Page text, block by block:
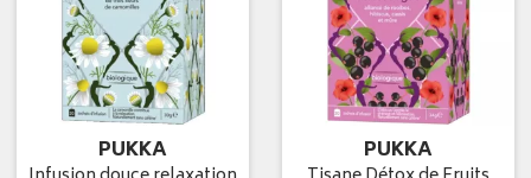
PUKKA PUKKA